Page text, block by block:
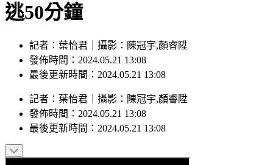
逃50分鐘
記者：葉怡君｜攝影：陳冠宇,顏睿陞
發佈時間：2024.05.21 13:08
最後更新時間：2024.05.21 13:08
記者 ： 葉怡君 攝影 ： 陳冠宇,顏睿陞
發佈時間： 2024.05.21 13:08
最後更新時間： 2024.05.21 13:08